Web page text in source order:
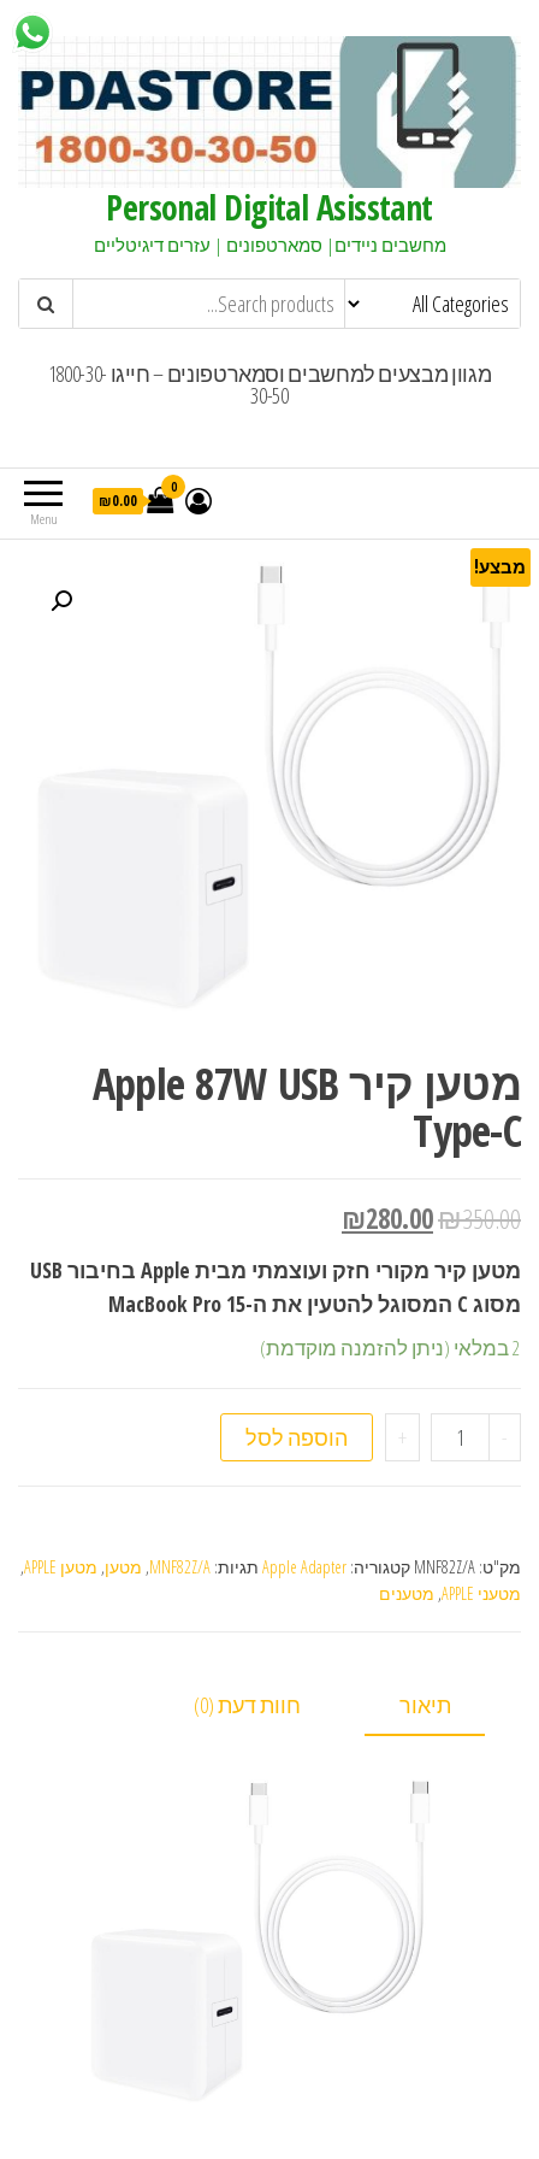
Personal Digital Asisstant
מחשבים ניידים| סמארטפונים | עזרים דיגיטליים
מגוון מבצעים למחשבים וסמארטפונים – חייגו 1800-30-
30-50
Menu
0
₪0.00
מבצע!
מטען קיר Apple 87W USB
Type-C
₪350.00
₪280.00
מטען קיר מקורי חזק ועוצמתי מבית Apple בחיבור USB
מסוג C המסוגל להטעין את ה-MacBook Pro 15
2 במלאי (ניתן להזמנה מוקדמת)
- כמות של מטען קיר Apple 87W USB Type-C
+ הוספה לסל
מק"ט: MNF82Z/A קטגוריה: Apple Adapter תגיות: MNF82Z/A
, מטען, מטען APPLE
,
מטעני APPLE
, מטענים
תיאור חוות דעת (0)